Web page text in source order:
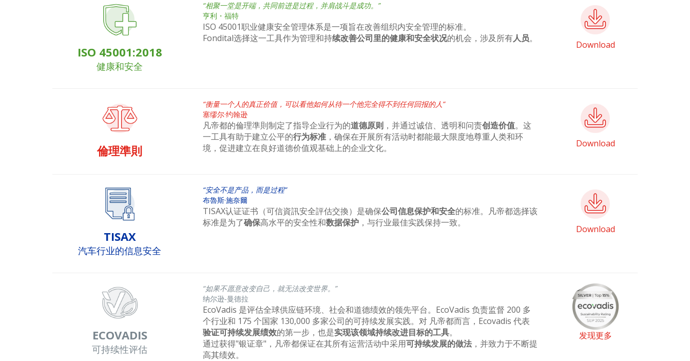
ISO 45001:2018
健康和安全
“相聚一堂是开端，共同前进是过程，并肩战斗是成功。”
亨利・福特
ISO 45001职业健康安全管理体系是一项旨在改善组织内安全管理的标准。
Fondital选择这一工具作为管理和持续改善公司里的健康和安全状况的机会，涉及所有人员。
Download
倫理準則
“衡量一个人的真正价值，可以看他如何从待一个他完全得不到任何回报的人”
塞缪尔·约翰逊
凡帝都的倫理準則制定了指导企业行为的道德原则，并通过诚信、透明和问责创造价值。这
一工具有助于建立公平的行为标准，确保在开展所有活动时都能最大限度地尊重人类和环
境，促进建立在良好道德价值观基础上的企业文化。
Download
TISAX
汽车行业的信息安全
“安全不是产品，而是过程”
布魯斯·施奈爾
TISAX认证证书（可信資訊安全評估交換）是确保公司信息保护和安全的标准。凡帝都选择该
标准是为了确保高水平的安全性和数据保护，与行业最佳实践保持一致。
Download
ECOVADIS
可持续性评估
“如果不愿意改变自己，就无法改变世界。”
纳尔逊-曼德拉
EcoVadis 是评估全球供应链环境、社会和道德绩效的领先平台。EcoVadis 负责监督 200 多
个行业和 175 个国家 130,000 多家公司的可持续发展实践。对 凡帝都而言，Ecovadis 代表
验证可持续发展绩效的第一步，也是实现该领域持续改进目标的工具。
通过获得"银证章"，凡帝都保证在其所有运营活动中采用可持续发展的做法，并致力于不断提
高其绩效。
发现更多